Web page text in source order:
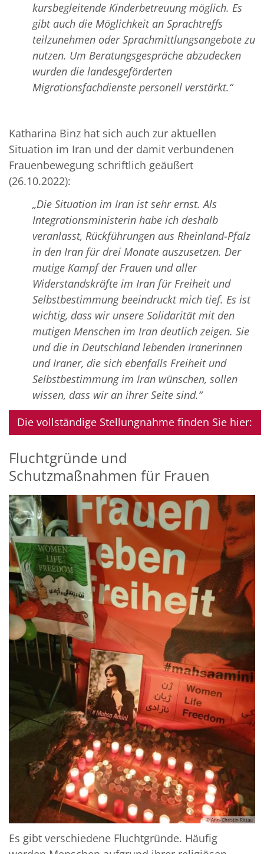
kursbegleitende Kinderbetreuung möglich. Es
gibt auch die Möglichkeit an Sprachtreffs
teilzunehmen oder Sprachmittlungsangebote zu
nutzen. Um Beratungsgespräche abzudecken
wurden die landesgeförderten
Migrationsfachdienste personell verstärkt.“
Katharina Binz hat sich auch zur aktuellen
Situation im Iran und der damit verbundenen
Frauenbewegung schriftlich geäußert
(26.10.2022):
„Die Situation im Iran ist sehr ernst. Als
Integrationsministerin habe ich deshalb
veranlasst, Rückführungen aus Rheinland-Pfalz
in den Iran für drei Monate auszusetzen. Der
mutige Kampf der Frauen und aller
Widerstandskräfte im Iran für Freiheit und
Selbstbestimmung beeindruckt mich tief. Es ist
wichtig, dass wir unsere Solidarität mit den
mutigen Menschen im Iran deutlich zeigen. Sie
und die in Deutschland lebenden Iranerinnen
und Iraner, die sich ebenfalls Freiheit und
Selbstbestimmung im Iran wünschen, sollen
wissen, dass wir an ihrer Seite sind.“
Die vollständige Stellungnahme finden Sie hier:
Fluchtgründe und
Schutzmaßnahmen für Frauen
© Ann-Christin Rittau
Es gibt verschiedene Fluchtgründe. Häufig